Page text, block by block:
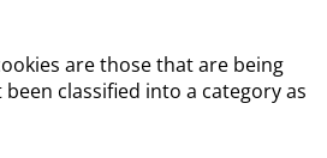
are those that are being
classified into a category as